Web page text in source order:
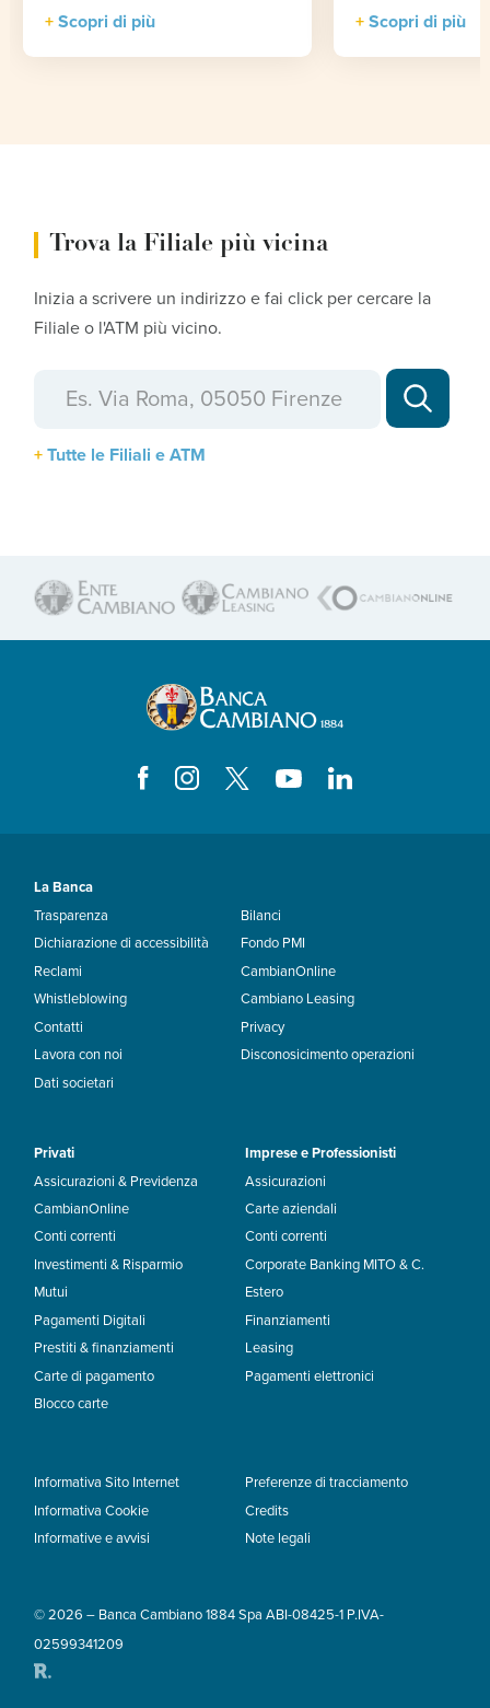
Scopri di più Scopri di più
Trova la Filiale più vicina
Inizia a scrivere un indirizzo e fai click per cercare la
Filiale o l'ATM più vicino.
Tutte le Filiali e ATM
La Banca
Trasparenza
Dichiarazione di accessibilità
Reclami
Whistleblowing
Contatti
Lavora con noi
Dati societari
Bilanci
Fondo PMI
CambianOnline
Cambiano Leasing
Privacy
Disconosicimento operazioni
Privati
Assicurazioni & Previdenza
CambianOnline
Conti correnti
Investimenti & Risparmio
Mutui
Pagamenti Digitali
Prestiti & finanziamenti
Carte di pagamento
Blocco carte
Imprese e Professionisti
Assicurazioni
Carte aziendali
Conti correnti
Corporate Banking MITO & C.
Estero
Finanziamenti
Leasing
Pagamenti elettronici
Informativa Sito Internet
Informativa Cookie
Informative e avvisi
Preferenze di tracciamento
Credits
Note legali
© 2026 – Banca Cambiano 1884 Spa ABI-08425-1 P.IVA-
02599341209